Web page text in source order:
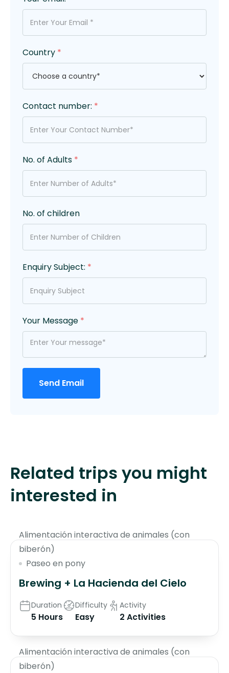
Country *
Contact number: *
No. of Adults *
No. of children
Enquiry Subject: *
Your Message *
Send Email
Related trips you might
interested in
Alimentación interactiva de animales (con
biberón)
Paseo en pony
Brewing + La Hacienda del Cielo
Duration
5 Hours
Difficulty
Easy
Activity
2 Activities
Alimentación interactiva de animales (con
biberón)